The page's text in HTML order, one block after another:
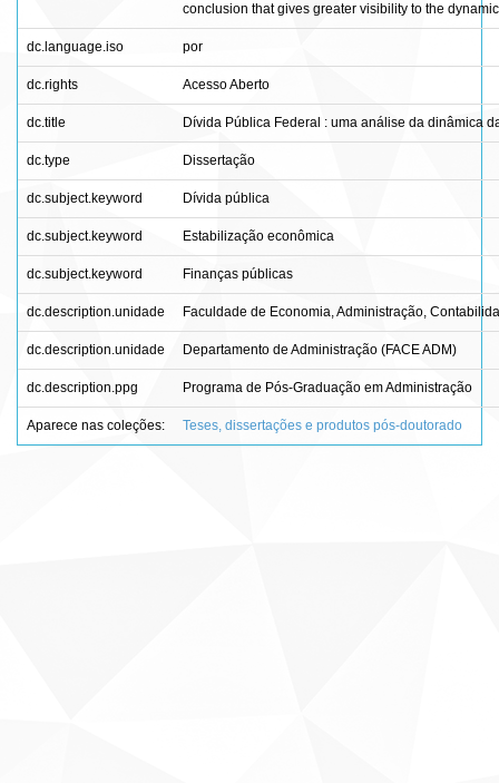
conclusion that gives greater visibility to the
dc.language.iso por
dc.rights Acesso Aberto
dc.title Dívida Pública Federal : uma análise da dinâmica
dc.type Dissertação
dc.subject.keyword Dívida pública
dc.subject.keyword Estabilização econômica
dc.subject.keyword Finanças públicas
dc.description.unidade Faculdade de Economia, Administração,
dc.description.unidade Departamento de Administração (FACE ADM)
dc.description.ppg Programa de Pós-Graduação em Administração
Aparece nas coleções: Teses, dissertações e produtos pós-doutorado